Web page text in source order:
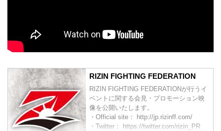
RIZIN FIGHTING FEDERATION
RIZIN FIGHTING FEDERATIONが行うイ
ベントに関する会見・プロモーション映
像を公開いたします。
・Official site： http://jp.rizinff.com/
・Twitter： https://twitter.com/rizin_PR